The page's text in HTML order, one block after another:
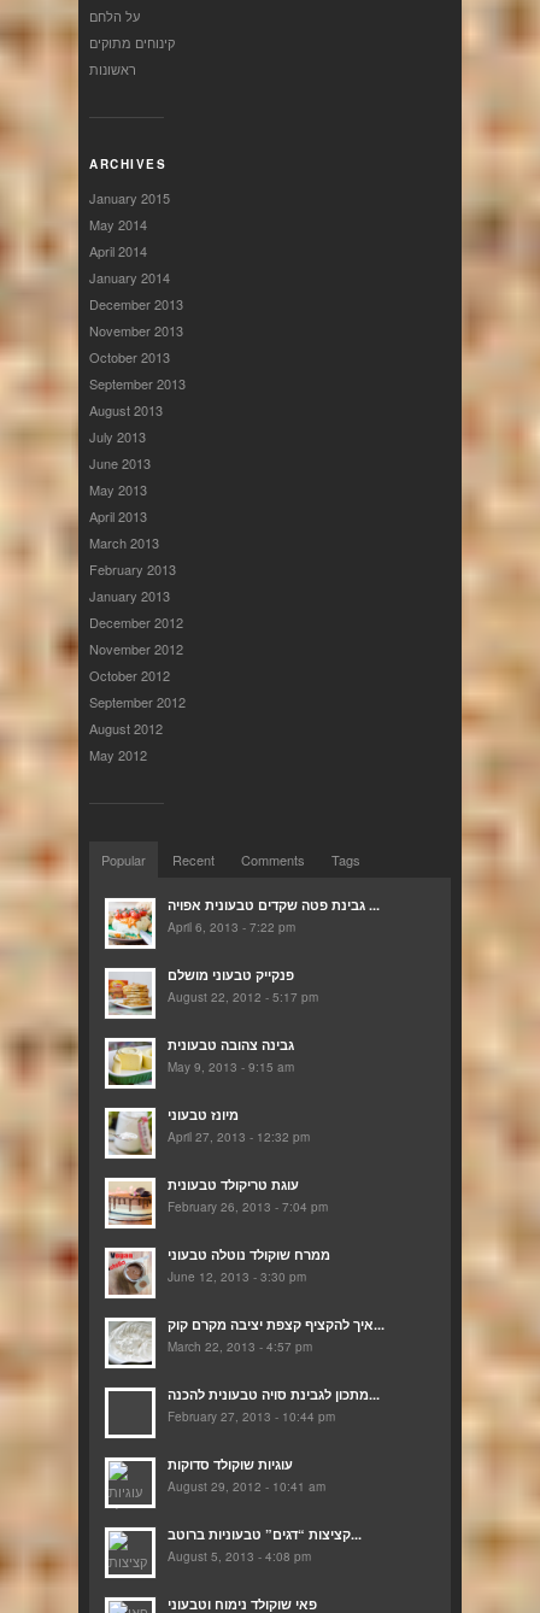
על הלחם
קינוחים מתוקים
ראשונות
ARCHIVES
January 2015
May 2014
April 2014
January 2014
December 2013
November 2013
October 2013
September 2013
August 2013
July 2013
June 2013
May 2013
April 2013
March 2013
February 2013
January 2013
December 2012
November 2012
October 2012
September 2012
August 2012
May 2012
Popular Recent Comments Tags
גבינת פטה שקדים טבעונית אפויה ...
April 6, 2013 - 7:22 pm
פנקייק טבעוני מושלם
August 22, 2012 - 5:17 pm
גבינה צהובה טבעונית
May 9, 2013 - 9:15 am
מיונז טבעוני
April 27, 2013 - 12:32 pm
עוגת טריקולד טבעונית
February 26, 2013 - 7:04 pm
ממרח שוקולד נוטלה טבעוני
June 12, 2013 - 3:30 pm
איך להקציף קצפת יציבה מקרם קוק...
March 22, 2013 - 4:57 pm
מתכון לגבינת סויה טבעונית להכנה...
February 27, 2013 - 10:44 pm
עוגיות שוקולד סדוקות
August 29, 2012 - 10:41 am
קציצות “דגים” טבעוניות ברוטב...
August 5, 2013 - 4:08 pm
פאי שוקולד נימוח וטבעוני